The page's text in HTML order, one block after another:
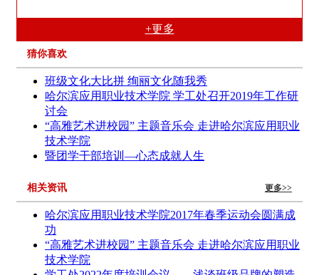
+更多
猜你喜欢
班级文化大比拼 绚丽文化随我秀
哈尔滨应用职业技术学院 学工处召开2019年工作研
讨会
“高雅艺术进校园” 主题音乐会 走进哈尔滨应用职业
技术学院
暨团学干部培训—心态成就人生
相关资讯 更多>>
哈尔滨应用职业技术学院2017年春季运动会圆满成
功
“高雅艺术进校园” 主题音乐会 走进哈尔滨应用职业
技术学院